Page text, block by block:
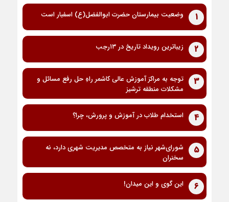
1 وضعیت بیمارستان حضرت ابوالفضل(ع) اسفبار است
2 زیباترین رویداد تاریخ در ۱۳رجب
3
توجه به مراکز آموزش عالی کاشمر راهِ حل رفع مسائل و
مشکلات منطقه ترشیز
4 استخدام طلاب در آموزش و پرورش، چرا؟
5
شورای‌شهر نیاز به متخصص مدیریت شهری دارد، نه
سخنران
6 این گوی و این میدان!